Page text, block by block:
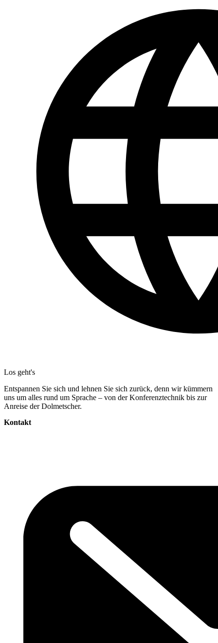
Los geht's
Entspannen Sie sich und lehnen Sie sich zurück, denn wir kümmern
uns um alles rund um Sprache – von der Konferenztechnik bis zur
Anreise der Dolmetscher.
Kontakt